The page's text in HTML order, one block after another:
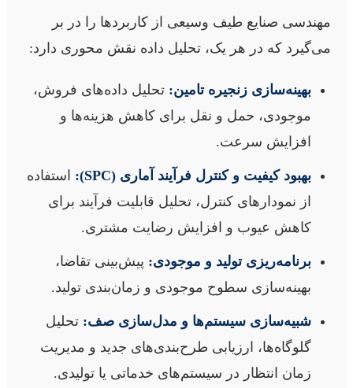
مهندسی صنایع طیف وسیعی از کاربردها را در بر
می‌گیرد که در هر یک، تحلیل داده نقش محوری دارد:
بهینه‌سازی زنجیره تامین: تحلیل داده‌های فروش،
موجودی، حمل و نقل برای کاهش هزینه‌ها و
افزایش سرعت.
بهبود کیفیت و کنترل فرآیند آماری (SPC):
استفاده
از نمودارهای کنترل، تحلیل قابلیت فرآیند برای
کاهش عیوب و افزایش رضایت مشتری.
برنامه‌ریزی تولید و موجودی: پیش‌بینی تقاضا،
بهینه‌سازی سطوح موجودی و زمان‌بندی تولید.
شبیه‌سازی سیستم‌ها و مدل‌سازی صف: تحلیل
گلوگاه‌ها، ارزیابی طرح‌بندی‌های جدید و مدیریت
زمان انتظار در سیستم‌های خدماتی یا تولیدی.